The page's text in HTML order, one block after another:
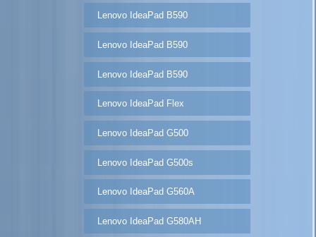
Lenovo IdeaPad B590
Lenovo IdeaPad B590
Lenovo IdeaPad B590
Lenovo IdeaPad Flex
Lenovo IdeaPad G500
Lenovo IdeaPad G500s
Lenovo IdeaPad G560A
Lenovo IdeaPad G580AH